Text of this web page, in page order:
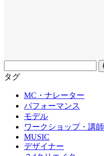
リ
タグ
MC・ナレーター
パフォーマンス
モデル
ワークショップ・講師
MUSIC
デザイナー